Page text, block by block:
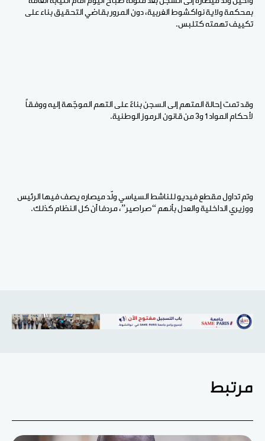
بمحكمة ولاية نواكشوط الغربية، دون المرور بقاضي التحقيق بناء على
تكييف تهمته كتلبس.
وقد تمت إحالة المتهم إلى السجن بناءً على التهم الموجّهة إليه ووفقاً
لأحكام المواد 1 و3 من قانون الرموز الوطنية.
وتم تداول مقطع فيديو للناشط السياسي ولّد ميصاره يصف فيها الرئيس
ووزيري الداخلية والعدل بأنهم “صراصير”، مردفا أن كل النظام كذلك.
مرتبط